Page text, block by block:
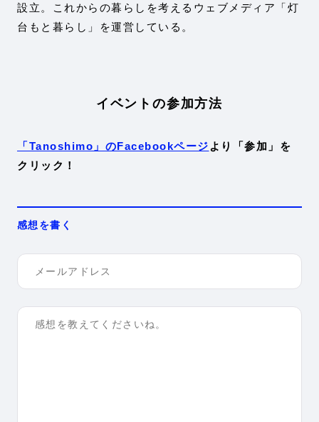
設立。これからの暮らしを考えるウェブメディア「灯
台もと暮らし」を運営している。
イベントの参加方法
「Tanoshimo」のFacebookページ より「参加」を
クリック！
感想を書く